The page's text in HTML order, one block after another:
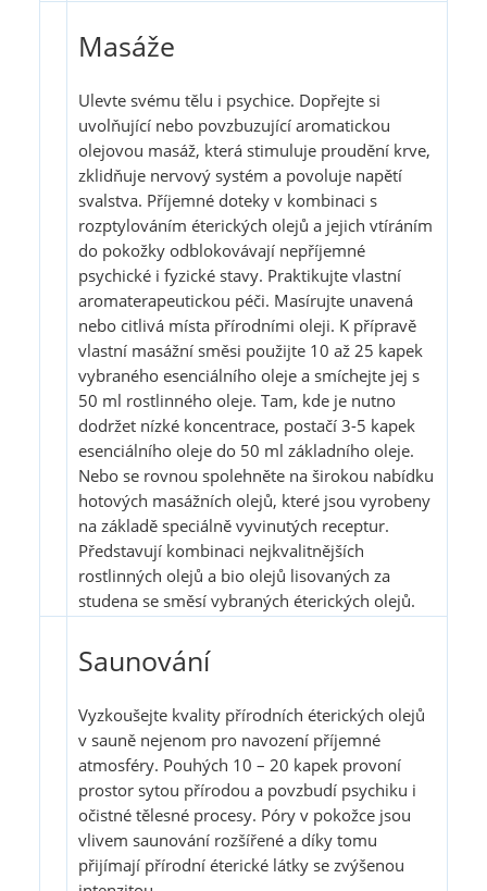
Masáže
Ulevte svému tělu i psychice. Dopřejte si
uvolňující nebo povzbuzující aromatickou
olejovou masáž, která stimuluje proudění krve,
zklidňuje nervový systém a povoluje napětí
svalstva. Příjemné doteky v kombinaci s
rozptylováním éterických olejů a jejich vtíráním
do pokožky odblokovávají nepříjemné
psychické i fyzické stavy. Praktikujte vlastní
aromaterapeutickou péči. Masírujte unavená
nebo citlivá místa přírodními oleji. K přípravě
vlastní masážní směsi použijte 10 až 25 kapek
vybraného esenciálního oleje a smíchejte jej s
50 ml rostlinného oleje. Tam, kde je nutno
dodržet nízké koncentrace, postačí 3-5 kapek
esenciálního oleje do 50 ml základního oleje.
Nebo se rovnou spolehněte na širokou nabídku
hotových masážních olejů, které jsou vyrobeny
na základě speciálně vyvinutých receptur.
Představují kombinaci nejkvalitnějších
rostlinných olejů a bio olejů lisovaných za
studena se směsí vybraných éterických olejů.
Saunování
Vyzkoušejte kvality přírodních éterických olejů
v sauně nejenom pro navození příjemné
atmosféry. Pouhých 10 – 20 kapek provoní
prostor sytou přírodou a povzbudí psychiku i
očistné tělesné procesy. Póry v pokožce jsou
vlivem saunování rozšířené a díky tomu
přijímají přírodní éterické látky se zvýšenou